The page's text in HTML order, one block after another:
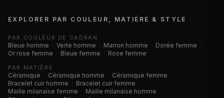
EXPLORER PAR COULEUR, MATIÈRE & STYLE
PAR COULEUR DE CADRAN
Bleue homme · Verte homme · Marron homme · Dorée femme ·
Or rose femme · Bleue femme · Rose femme
PAR MATIÈRE
Céramique · Céramique homme · Céramique femme ·
Bracelet cuir homme · Bracelet cuir femme ·
Maille milanaise femme · Maille milanaise homme ·